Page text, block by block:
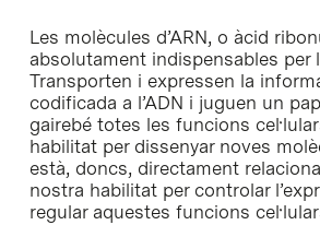
Les molècules d’ARN, o àcid
absolutament indispensables per
Transporten i expressen la
codificada a l’ADN i juguen un
gairebé totes les funcions
habilitat per dissenyar noves
està, doncs, directament
nostra habilitat per controlar
regular aquestes funcions